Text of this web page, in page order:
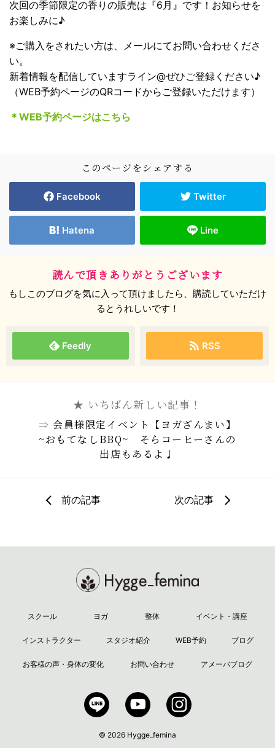
次回の季節限定の香りの販売は『6月』です！お知らせを
お楽しみに♪
※ご購入をされたい方は、メールにてお問い合わせくださ
い。
新着情報を配信していますライン@ぜひご登録ください♪
（WEB予約ページのQRコードからご登録いただけます）
＊WEB予約ページはこちら
このページをシェアする
Facebook Twitter
Hatena Line
読んで頂きありがとうございます
もしこのブログを気に入って頂けましたら、購読していただけ
るとうれしいです！
Feedly RSS
★ いちばん新しい記事！
⇒ 会員様限定イベント【ヨガざんまい】
~おもてなしBBQ~ そらコーヒーさんの
出店もあるよ♩
前の記事 次の記事
スクール ヨガ 整体 イベント・講座
インストラクター スタジオ紹介 WEB予約 ブログ
お客様の声・身体の変化 お問い合わせ アメーバブログ
© 2026 Hygge_femina